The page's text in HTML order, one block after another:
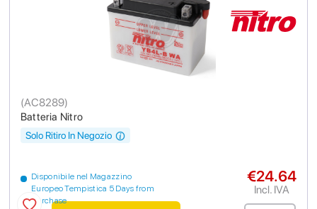
Batteria Nitro
(AC8289)
Disponibile nel Magazzino
Europeo Tempistica 5 Days from
purchase
Solo Ritiro In Negozio
€24.64
Incl. IVA